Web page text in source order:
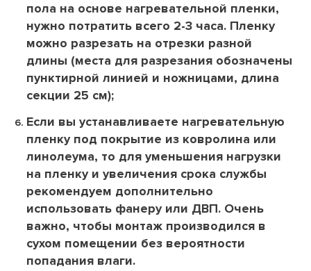
пола на основе нагревательной пленки,
нужно потратить всего 2-3 часа. Пленку
можно разрезать на отрезки разной
длины (места для разрезания обозначены
пунктирной линией и ножницами, длина
секции 25 см);
Если вы устанавливаете нагревательную
пленку под покрытие из ковролина или
линолеума, то для уменьшения нагрузки
на пленку и увеличения срока службы
рекомендуем дополнительно
использовать фанеру или ДВП. Очень
важно, чтобы монтаж производился в
сухом помещении без вероятности
попадания влаги.